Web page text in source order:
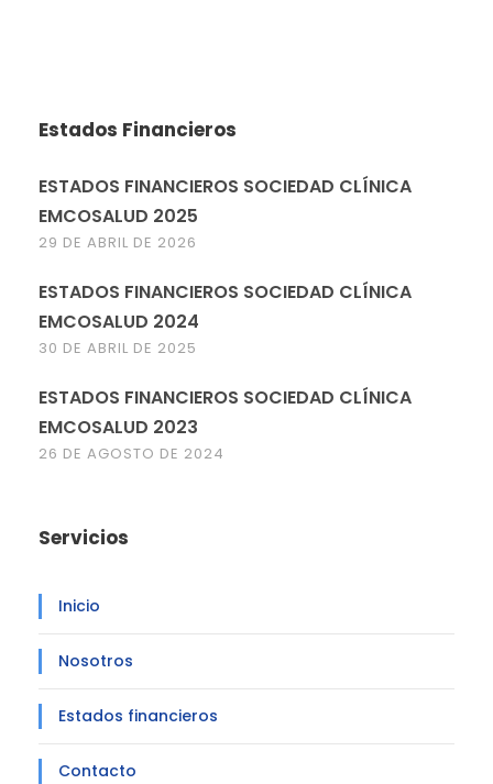
Estados Financieros
ESTADOS FINANCIEROS SOCIEDAD CLÍNICA
EMCOSALUD 2025
29 DE ABRIL DE 2026
ESTADOS FINANCIEROS SOCIEDAD CLÍNICA
EMCOSALUD 2024
30 DE ABRIL DE 2025
ESTADOS FINANCIEROS SOCIEDAD CLÍNICA
EMCOSALUD 2023
26 DE AGOSTO DE 2024
Servicios
Inicio
Nosotros
Estados financieros
Contacto